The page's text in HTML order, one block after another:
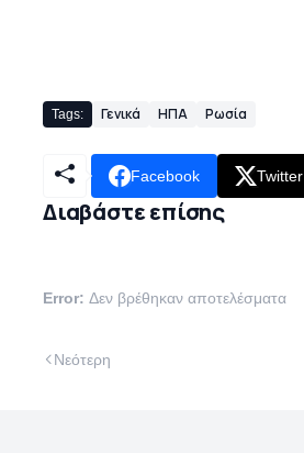
Tags: Γενικά ΗΠΑ Ρωσία
Facebook Twitter
Διαβάστε επίσης
Error: Δεν βρέθηκαν αποτελέσματα
Νεότερη